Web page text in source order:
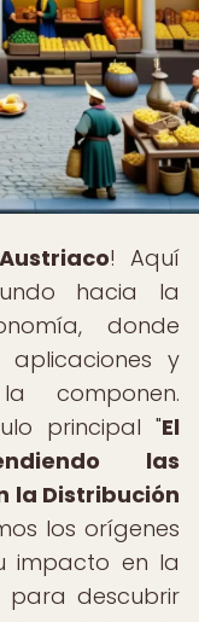
! Aquí
hacia la
donde
aplicaciones y
componen.
principal "El
las
la Distribución
los orígenes
impacto en la
para descubrir